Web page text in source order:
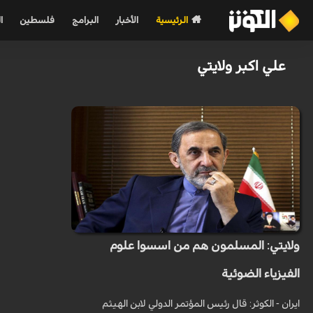
الرئيسية الأخبار البرامج فلسطين
علي اكبر ولایتي
ولايتي: المسلمون هم من اسسوا علوم
الفيزياء الضوئية
ايران - الكوثر: قال رئیس المؤتمر الدولي لابن الهیثم